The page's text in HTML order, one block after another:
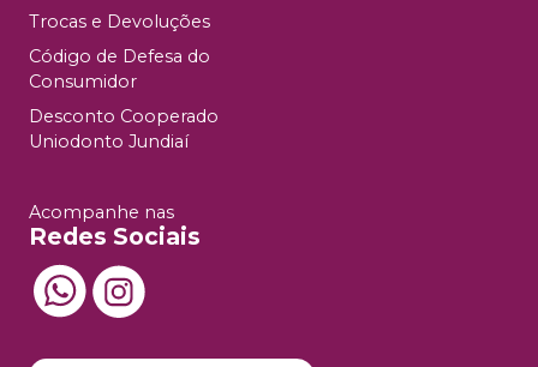
Trocas e Devoluções
Código de Defesa do
Consumidor
Desconto Cooperado
Uniodonto Jundiaí
Acompanhe nas
Redes Sociais